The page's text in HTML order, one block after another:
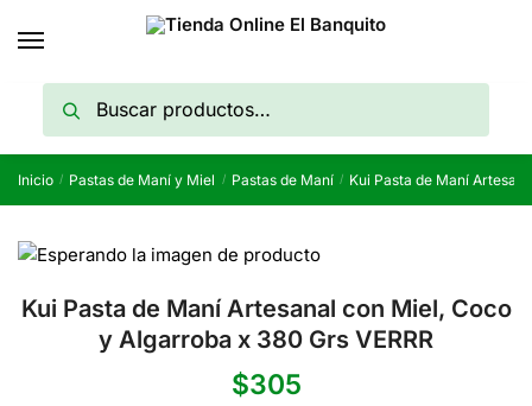
por:
Buscar
Inicio / Pastas de Maní y Miel / Pastas de Maní / Kui Pasta de Maní
Kui Pasta de Maní Artesanal con Miel, Coco
y Algarroba x 380 Grs VERRR
$305